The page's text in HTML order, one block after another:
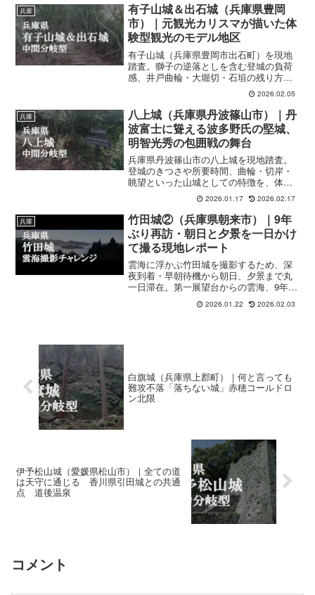
兵庫
有子山城＆出石城（兵庫県豊岡
市）｜元観光カリスマが描いた体
験型観光のモデル地区
有子山城（兵庫県豊岡市出石町）を現地
踏査。獅子の逆落としを含む登城の負荷
感、井戸曲輪・大堀切・石垣の残り方
を、山城ACT／W視点で整理していま2026.02.05
兵庫
八上城（兵庫県丹波篠山市）｜丹
波富士に聳える波多野氏の堅城、
明智光秀の包囲戦の舞台
兵庫県丹波篠山市の八上城を現地踏査。
登城のきつさや所要時間、曲輪・切岸・
眺望といった山城としての特徴を、体験
ベースで整理しています。
2026.01.17 2026.02.17
兵庫
竹田城②（兵庫県朝来市）｜9年
ぶり再訪・朝日と夕景を一日かけ
て撮る現地レポート
雲海に浮かぶ竹田城を撮影するため、深
夜到着・早朝待機から朝日、夕景まで丸
一日滞在。第一展望台からの雲海、9年前
との変化、現在の規制状況を写真ととも
に詳しく記録した現地レポート。
2026.01.22 2026.02.03
白旗城（兵庫県上郡町）｜何と言っても
難攻不落「落ちない城」赤穂コールドロ
ン北限
伊予松山城（愛媛県松山市）｜全ての道
は天守に通じる 香川県引田城との共通
点 道後温泉
コメント